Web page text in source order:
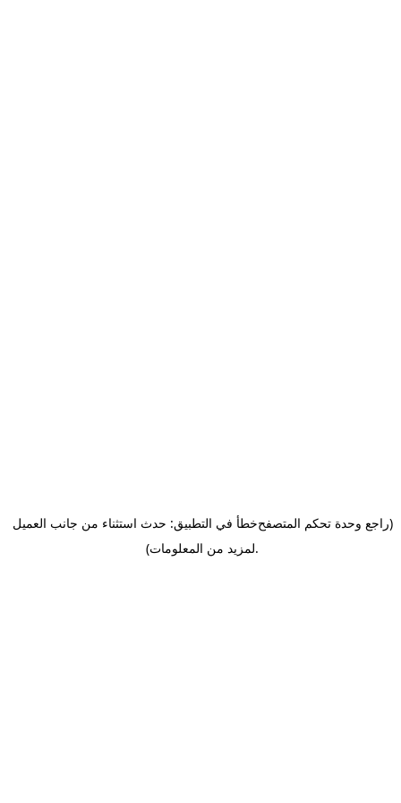
خطأ في التطبيق: حدث استثناء من جانب العميل(راجع وحدة تحكم المتصفح
لمزيد من المعلومات).